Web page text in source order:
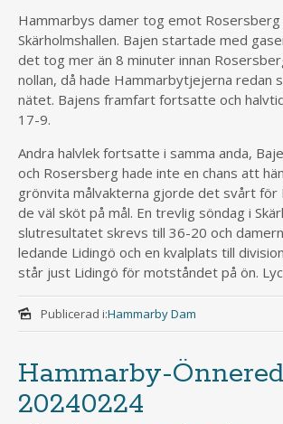
Hammarbys damer tog emot Rosersberg
Skärholmshallen. Bajen startade med
det tog mer än 8 minuter innan
nollan, då hade Hammarbytjejerna redan
nätet. Bajens framfart fortsatte och
17-9.
Andra halvlek fortsatte i samma anda,
och Rosersberg hade inte en chans att
grönvita målvakterna gjorde det svårt för
de väl sköt på mål. En trevlig söndag i
slutresultatet skrevs till 36-20 och
ledande Lidingö och en kvalplats till
står just Lidingö för motståndet på ön.
Publicerad i:Hammarby Dam
Hammarby-
20240224